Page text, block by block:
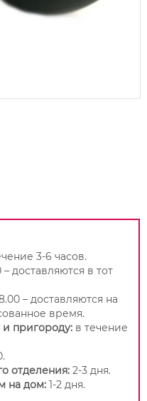
3-6 часов.
доставляются в тот
– доставляются на
время.
и пригороду: в течение
отделения: 2-3 дня.
на дом: 1-2 дня.